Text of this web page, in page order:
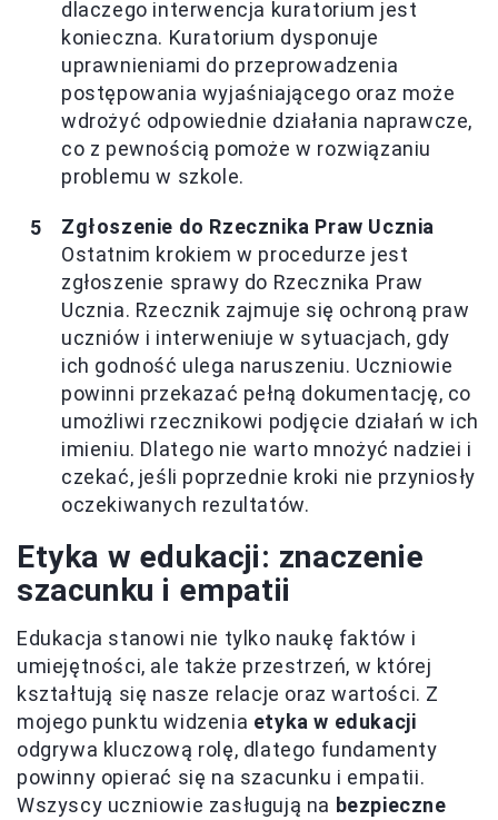
dlaczego interwencja kuratorium jest
konieczna. Kuratorium dysponuje
uprawnieniami do przeprowadzenia
postępowania wyjaśniającego oraz może
wdrożyć odpowiednie działania naprawcze,
co z pewnością pomoże w rozwiązaniu
problemu w szkole.
Zgłoszenie do Rzecznika Praw Ucznia
Ostatnim krokiem w procedurze jest
zgłoszenie sprawy do Rzecznika Praw
Ucznia. Rzecznik zajmuje się ochroną praw
uczniów i interweniuje w sytuacjach, gdy
ich godność ulega naruszeniu. Uczniowie
powinni przekazać pełną dokumentację, co
umożliwi rzecznikowi podjęcie działań w ich
imieniu. Dlatego nie warto mnożyć nadziei i
czekać, jeśli poprzednie kroki nie przyniosły
oczekiwanych rezultatów.
Etyka w edukacji: znaczenie
szacunku i empatii
Edukacja stanowi nie tylko naukę faktów i
umiejętności, ale także przestrzeń, w której
kształtują się nasze relacje oraz wartości. Z
mojego punktu widzenia etyka w edukacji
odgrywa kluczową rolę, dlatego fundamenty
powinny opierać się na szacunku i empatii.
Wszyscy uczniowie zasługują na bezpieczne